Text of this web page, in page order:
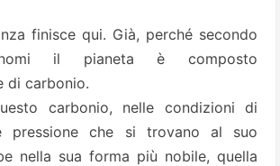
finisce qui. Già, perché secondo
il pianeta è composto
di carbonio.
carbonio, nelle condizioni di
pressione che si trovano al suo
nella sua forma più nobile, quella